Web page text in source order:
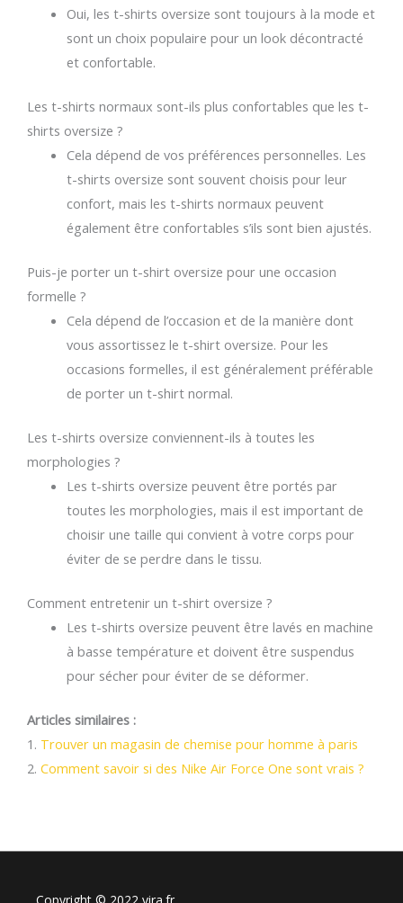
Oui, les t-shirts oversize sont toujours à la mode et
sont un choix populaire pour un look décontracté
et confortable.
Les t-shirts normaux sont-ils plus confortables que les t-
shirts oversize ?
Cela dépend de vos préférences personnelles. Les
t-shirts oversize sont souvent choisis pour leur
confort, mais les t-shirts normaux peuvent
également être confortables s’ils sont bien ajustés.
Puis-je porter un t-shirt oversize pour une occasion
formelle ?
Cela dépend de l’occasion et de la manière dont
vous assortissez le t-shirt oversize. Pour les
occasions formelles, il est généralement préférable
de porter un t-shirt normal.
Les t-shirts oversize conviennent-ils à toutes les
morphologies ?
Les t-shirts oversize peuvent être portés par
toutes les morphologies, mais il est important de
choisir une taille qui convient à votre corps pour
éviter de se perdre dans le tissu.
Comment entretenir un t-shirt oversize ?
Les t-shirts oversize peuvent être lavés en machine
à basse température et doivent être suspendus
pour sécher pour éviter de se déformer.
Articles similaires :
1. Trouver un magasin de chemise pour homme à paris
2. Comment savoir si des Nike Air Force One sont vrais ?